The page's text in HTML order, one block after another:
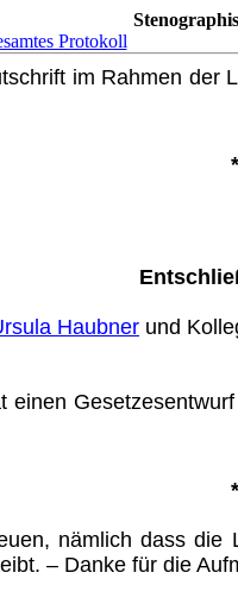
Protokoll
im Rahmen
Haubner und
nämlich dass
– Danke für die